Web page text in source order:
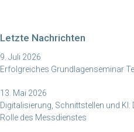
Letzte Nachrichten
9. Juli 2026
Erfolgreiches Grundlagenseminar
13. Mai 2026
Digitalisierung, Schnittstellen und
Rolle des Messdienstes